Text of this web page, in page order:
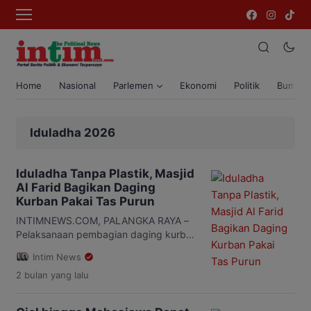
Home Nasional Parlemen Ekonomi Politik Bumi
Iduladha 2026
Iduladha Tanpa Plastik, Masjid
Al Farid Bagikan Daging
Kurban Pakai Tas Purun
INTIMNEWS.COM, PALANGKA RAYA –
Pelaksanaan pembagian daging kurban
perkantoran Pemerintah Kota Palangka
Raya, tampil berbeda pada Iduladha
Intim News
2 bulan yang lalu